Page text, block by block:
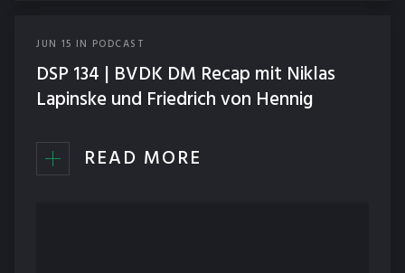
JUN 15 IN PODCAST
DSP 134 | BVDK DM Recap mit Niklas
Lapinske und Friedrich von Hennig
READ MORE